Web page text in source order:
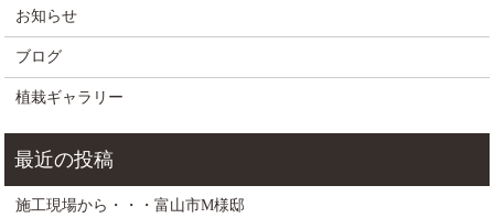
お知らせ
ブログ
植栽ギャラリー
施工現場から・・・富山市M様邸